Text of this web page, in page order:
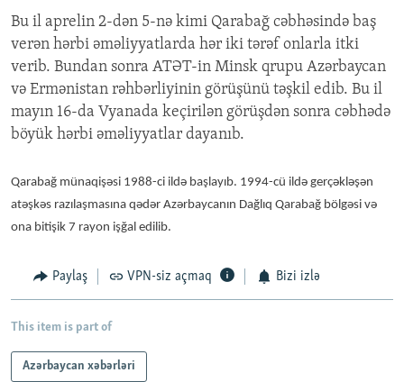
Bu il aprelin 2-dən 5-nə kimi Qarabağ cəbhəsində baş
verən hərbi əməliyyatlarda hər iki tərəf onlarla itki
verib. Bundan sonra ATƏT-in Minsk qrupu Azərbaycan
və Ermənistan rəhbərliyinin görüşünü təşkil edib. Bu il
mayın 16-da Vyanada keçirilən görüşdən sonra cəbhədə
böyük hərbi əməliyyatlar dayanıb.
Qarabağ münaqişəsi 1988-ci ildə başlayıb. 1994-cü ildə gerçəkləşən
atəşkəs razılaşmasına qədər Azərbaycanın Dağlıq Qarabağ bölgəsi və
ona bitişik 7 rayon işğal edilib.
Paylaş VPN-siz açmaq Bizi izlə
This item is part of
Azərbaycan xəbərləri